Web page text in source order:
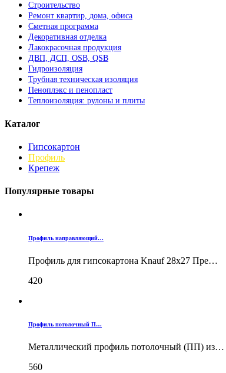
Строительство
Ремонт квартир, дома, офиса
Сметная программа
Декоративная отделка
Лакокрасочная продукция
ДВП, ДСП, OSB, QSB
Гидроизоляция
Трубная техническая изоляция
Пеноплэкс и пенопласт
Теплоизоляция: рулоны и плиты
Каталог
Гипсокартон
Профиль
Крепеж
Популярные товары
Профиль направляющий…
Профиль для гипсокартона Knauf 28х27 Пре…
420
Профиль потолочный П…
Металлический профиль потолочный (ПП) из…
560